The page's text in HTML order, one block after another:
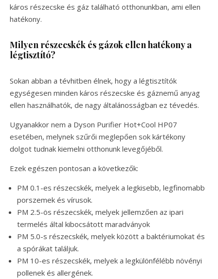
káros részecske és gáz található otthonunkban, ami ellen
hatékony.
Milyen részecskék és gázok ellen hatékony a
légtisztító?
Sokan abban a tévhitben élnek, hogy a légtisztítók
egységesen minden káros részecske és gáznemű anyag
ellen használhatók, de nagy általánosságban ez tévedés.
Ugyanakkor nem a Dyson Purifier Hot+Cool HP07
esetében, melynek szűrői meglepően sok kártékony
dolgot tudnak kiemelni otthonunk levegőjéből.
Ezek egészen pontosan a következők:
PM 0.1-es részecskék, melyek a legkisebb, legfinomabb
porszemek és vírusok.
PM 2.5-ös részecskék, melyek jellemzően az ipari
termelés által kibocsátott maradványok
PM 5.0-s részecskék, melyek között a baktériumokat és
a spórákat találjuk.
PM 10-es részecskék, melyek a legkülönfélébb növényi
pollenek és allergének.